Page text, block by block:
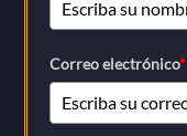
Correo electrónico*